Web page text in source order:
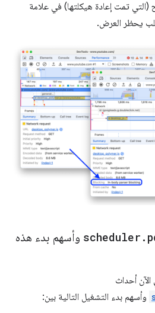
(التي تمت إعادة هيكلتها) في علامة
يحظر العرض.
scheduler .
وأسهم بدء هذه
الآن أحداث
وأسهم بدء التشغيل التالية بين: